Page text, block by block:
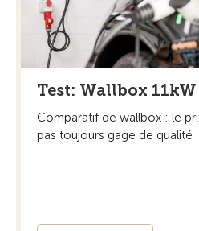
Test: Wallbox 11kW
Comparatif de wallbox : le
pas toujours gage de qualité